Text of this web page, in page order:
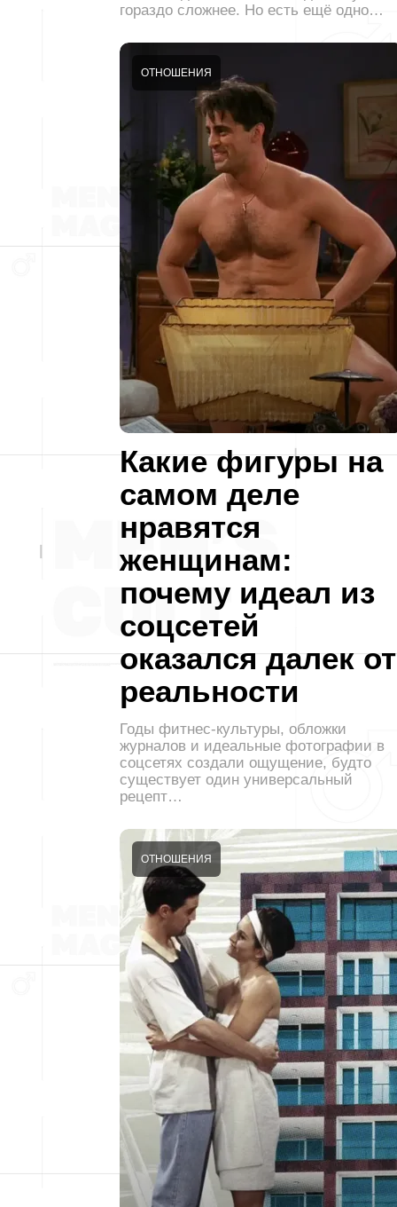
гораздо сложнее. Но есть ещё одно…
Какие фигуры на
самом деле
нравятся
женщинам:
почему идеал из
соцсетей
оказался далек от
реальности
ОТНОШЕНИЯ
Годы фитнес-культуры, обложки
журналов и идеальные фотографии в
соцсетях создали ощущение, будто
существует один универсальный
рецепт…
ОТНОШЕНИЯ